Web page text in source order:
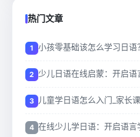
热门文章
小孩零基础该怎么学习日语
少儿日语在线启蒙：开启
儿童学日语怎么入门_家长
在线少儿学日语：开启语言